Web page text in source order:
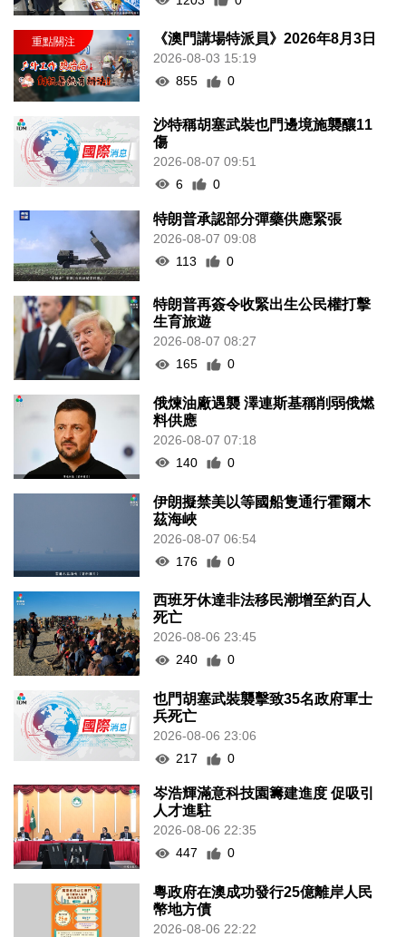
《澳門講場特派員》2026年8月3日
2026-08-03 15:19
855
0
沙特稱胡塞武裝也門邊境施襲釀11
傷
2026-08-07 09:51
6
0
特朗普承認部分彈藥供應緊張
2026-08-07 09:08
113
0
特朗普再簽令收緊出生公民權打擊
生育旅遊
2026-08-07 08:27
165
0
俄煉油廠遇襲 澤連斯基稱削弱俄燃
料供應
2026-08-07 07:18
140
0
伊朗擬禁美以等國船隻通行霍爾木
茲海峽
2026-08-07 06:54
176
0
西班牙休達非法移民潮增至約百人
死亡
2026-08-06 23:45
240
0
也門胡塞武裝襲擊致35名政府軍士
兵死亡
2026-08-06 23:06
217
0
岑浩輝滿意科技園籌建進度 促吸引
人才進駐
2026-08-06 22:35
447
0
粵政府在澳成功發行25億離岸人民
幣地方債
2026-08-06 22:22